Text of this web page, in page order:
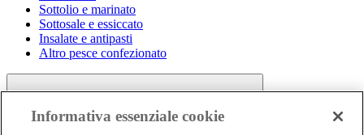
Sottolio e marinato
Sottosale e essiccato
Insalate e antipasti
Altro pesce confezionato
Informativa essenziale cookie